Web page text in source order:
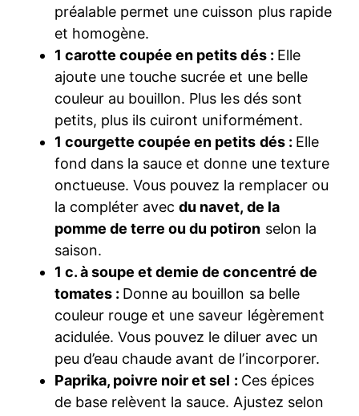
préalable permet une cuisson plus rapide
et homogène.
1 carotte coupée en petits dés : Elle
ajoute une touche sucrée et une belle
couleur au bouillon. Plus les dés sont
petits, plus ils cuiront uniformément.
1 courgette coupée en petits dés : Elle
fond dans la sauce et donne une texture
onctueuse. Vous pouvez la remplacer ou
la compléter avecdu navet, de la
pomme de terre ou du potiron selon la
saison.
1 c. à soupe et demie de concentré de
tomates : Donne au bouillon sa belle
couleur rouge et une saveur légèrement
acidulée. Vous pouvez le diluer avec un
peu d’eau chaude avant de l’incorporer.
Paprika, poivre noir et sel : Ces épices
de base relèvent la sauce. Ajustez selon